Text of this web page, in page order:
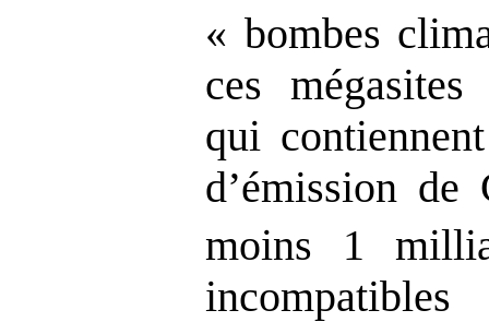
« bombes
ces
qui
d’émission de
moins 1